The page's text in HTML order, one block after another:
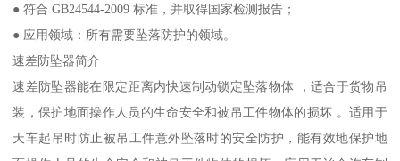
● 符合 GB24544-2009 标准，并取得国家检测报告；
● 应用领域：所有需要坠落防护的领域。
速差防坠器简介
速差防坠器能在限定距离内快速制动锁定坠落物体 ，适合于货物吊
装，保护地面操作人员的生命安全和被吊工件物体的损坏 。适用于
天车起吊时防止被吊工件意外坠落时的安全防护，能有效地保护地